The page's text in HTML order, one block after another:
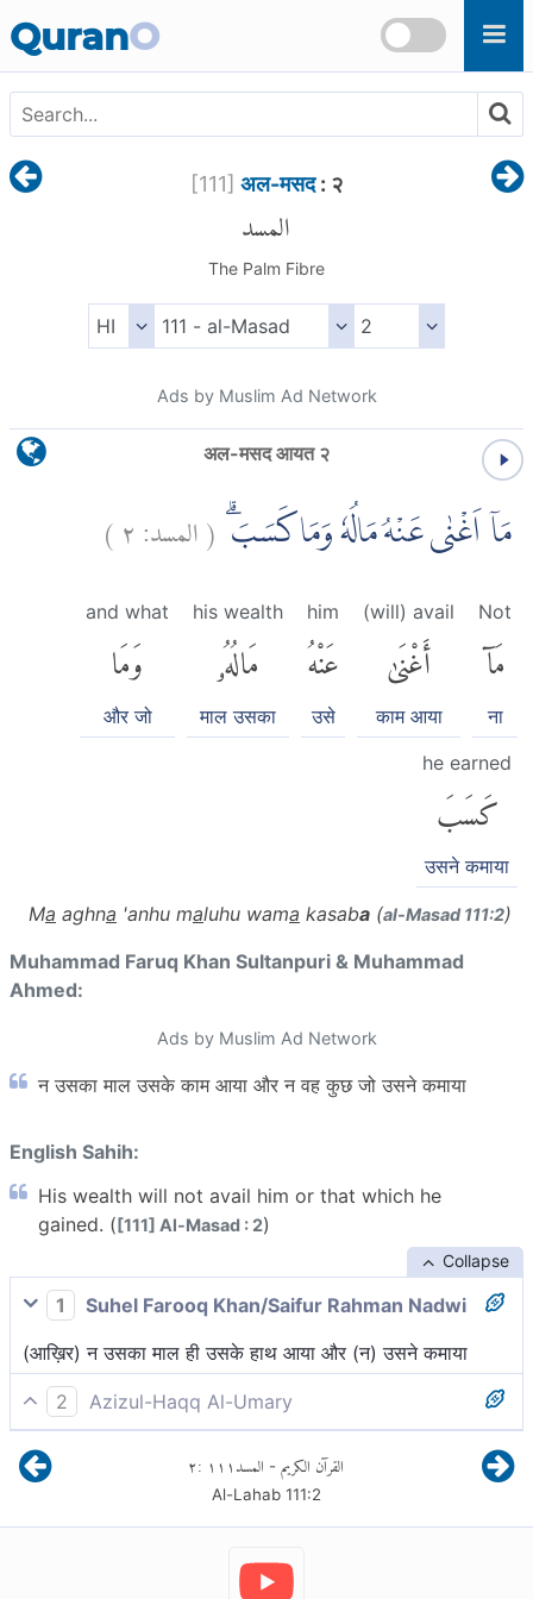
QuranO
[111] अल-मसद: २
المسد
The Palm Fibre
Ads by Muslim Ad Network
अल-मसद आयत २
مَآ اَغْنٰى عَنْهُ مَالُهٗ وَمَا كَسَبَۗ (المسد:٢)
Not
مَآ
ना
(will) avail
أَغْنَىٰ
काम आया
him
عَنْهُ
उसे
his wealth
مَالُهُۥ
माल उसका
and what
وَمَا
और जो
he earned
كَسَبَ
उसने कमाया
Ma aghna 'anhu maluhu wama kasaba (al-Masad 111:2)
Muhammad Faruq Khan Sultanpuri & Muhammad
Ahmed:
Ads by Muslim Ad Network
न उसका माल उसके काम आया और न वह कुछ जो उसने कमाया
English Sahih:
His wealth will not avail him or that which he
gained. ([111] Al-Masad : 2)
Collapse
1
Suhel Farooq Khan/Saifur Rahman Nadwi
(आख़िर) न उसका माल ही उसके हाथ आया और (न) उसने कमाया
2
Azizul-Haqq Al-Umary
उसका धन तथा जो उसने कमाया उसके काम नहीं आया।
القرآن الكريم - المسد١١١ :٢
Al-Lahab111:2